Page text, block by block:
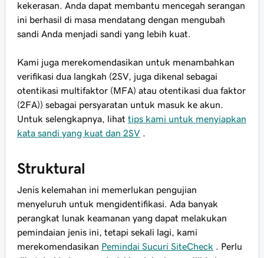
kekerasan. Anda dapat membantu mencegah serangan
ini berhasil di masa mendatang dengan mengubah
sandi Anda menjadi sandi yang lebih kuat.
Kami juga merekomendasikan untuk menambahkan
verifikasi dua langkah (2SV, juga dikenal sebagai
otentikasi multifaktor (MFA) atau otentikasi dua faktor
(2FA)) sebagai persyaratan untuk masuk ke akun.
Untuk selengkapnya, lihat tips kami untuk menyiapkan
kata sandi yang kuat dan 2SV
Struktural
Jenis kelemahan ini memerlukan pengujian
menyeluruh untuk mengidentifikasi. Ada banyak
perangkat lunak keamanan yang dapat melakukan
pemindaian jenis ini, tetapi sekali lagi, kami
merekomendasikan Pemindai Sucuri SiteCheck . Perlu